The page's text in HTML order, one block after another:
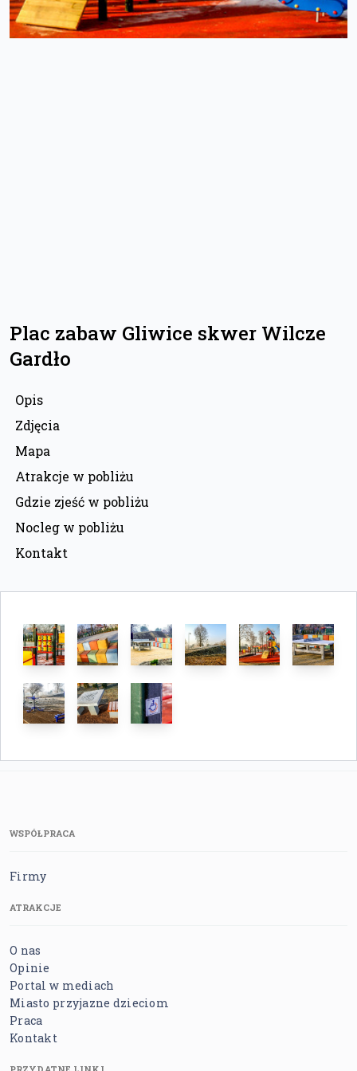
Plac zabaw Gliwice skwer Wilcze
Gardło
Opis
Zdjęcia
Mapa
Atrakcje w pobliżu
Gdzie zjeść w pobliżu
Nocleg w pobliżu
Kontakt
WSPÓŁPRACA
Firmy
ATRAKCJE
O nas
Opinie
Portal w mediach
Miasto przyjazne dzieciom
Praca
Kontakt